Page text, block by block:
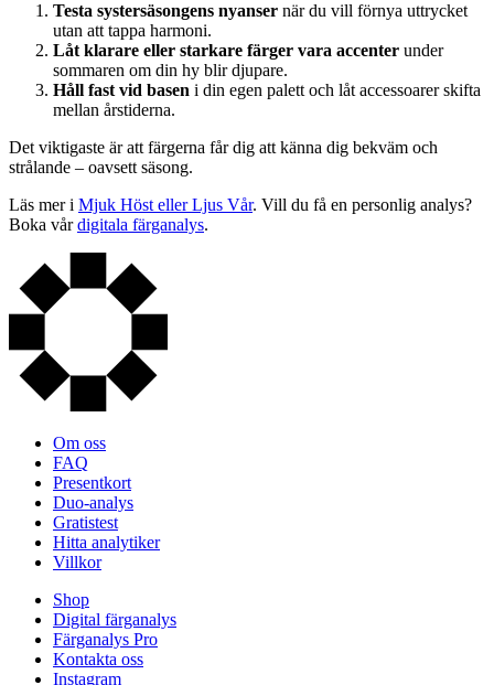
Testa systersäsongens nyanser när du vill förnya uttrycket
utan att tappa harmoni.
Låt klarare eller starkare färger vara accenter under
sommaren om din hy blir djupare.
Håll fast vid basen i din egen palett och låt accessoarer skifta
mellan årstiderna.
Det viktigaste är att färgerna får dig att känna dig bekväm och
strålande – oavsett säsong.
Läs mer i Mjuk Höst eller Ljus Vår. Vill du få en personlig analys?
Boka vårdigitala färganalys.
Om oss
FAQ
Presentkort
Duo-analys
Gratistest
Hitta analytiker
Villkor
Shop
Digital färganalys
Färganalys Pro
Kontakta oss
Instagram